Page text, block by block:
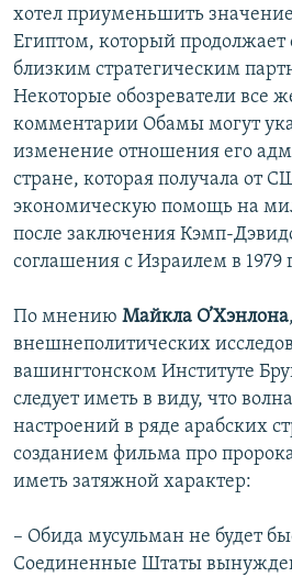
хотел приуменьшить
Египтом, который продолжает
близким стратегическим
Некоторые обозреватели все
комментарии Обамы могут
изменение отношения его
стране, которая получала от
экономическую помощь на
после заключения Кэмп-
соглашения с Израилем в 1979
По мнению Майкла О’Хэнлона
внешнеполитических
вашингтонском Институте
следует иметь в виду, что
настроений в ряде арабских
созданием фильма про
иметь затяжной характер:
– Обида мусульман не будет
Соединенные Штаты